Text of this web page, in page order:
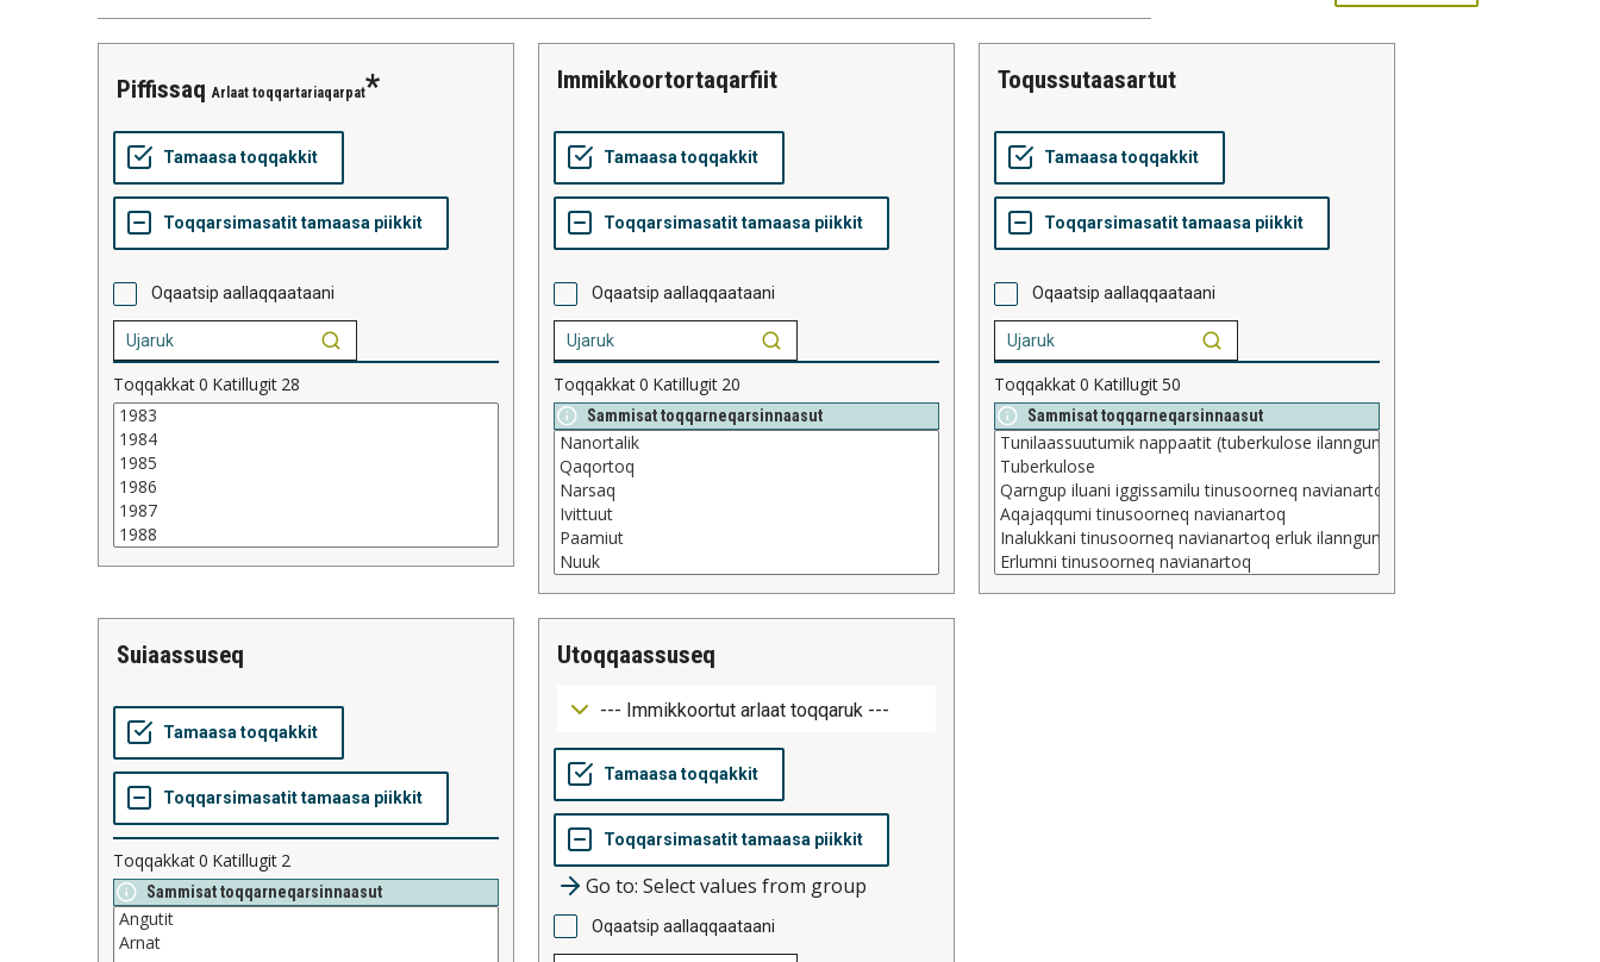
piffissaq Arlaat toqqartariaqarpat
Oqaatsip aallaqqaataani
Toqqakkat0 Katillugit 28
immikkoortortaqarfiit
Oqaatsip aallaqqaataani
Toqqakkat0 Katillugit 20
Sammisat toqqarneqarsinnaasut
toqussutaasartut
Oqaatsip aallaqqaataani
Toqqakkat0 Katillugit50
Sammisat toqqarneqarsinnaasut
suiaassuseq
Toqqakkat0 Katillugit 2
Sammisat toqqarneqarsinnaasut
utoqqaassuseq
Go to: Select values from group
Oqaatsip aallaqqaataani